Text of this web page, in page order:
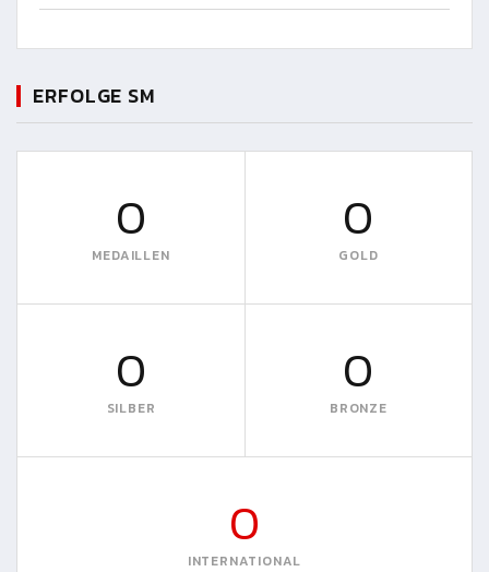
ERFOLGE SM
0
MEDAILLEN
0
GOLD
0
SILBER
0
BRONZE
0
INTERNATIONAL